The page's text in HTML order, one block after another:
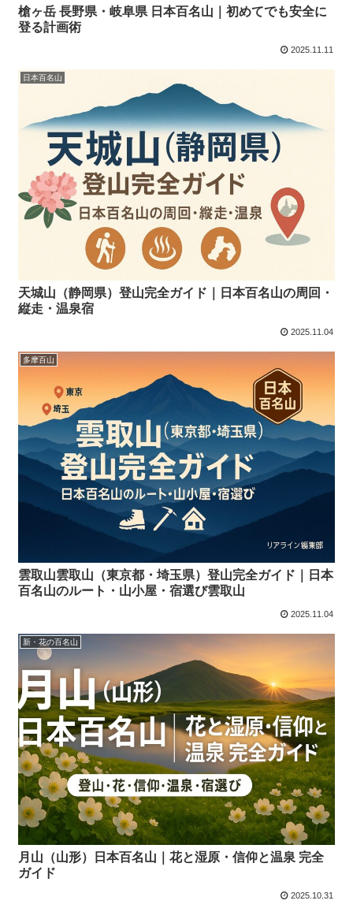
槍ヶ岳 長野県・岐阜県 日本百名山｜初めてでも安全に
登る計画術
2025.11.11
日本百名山
天城山（静岡県）登山完全ガイド｜日本百名山の周回・
縦走・温泉宿
2025.11.04
多摩百山
雲取山雲取山（東京都・埼玉県）登山完全ガイド｜日本
百名山のルート・山小屋・宿選び雲取山
2025.11.04
新・花の百名山
月山（山形）日本百名山｜花と湿原・信仰と温泉 完全
ガイド
2025.10.31